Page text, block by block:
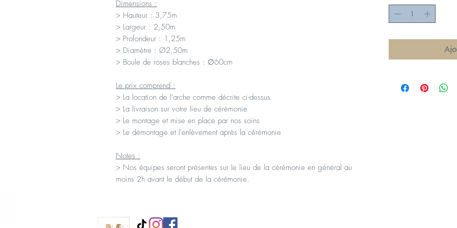
Dimensions :
> Hauteur : 3,75m
> Largeur : 2,50m
> Profondeur : 1,25m
> Diamètre : Ø2,50m
> Boule de roses blanches : ∅60cm
Le prix comprend :
> La location de l'arche comme décrite ci-dessus
> La livraison sur votre lieu de cérémonie
> Le montage et mise en place par nos soins
> Le démontage et l'enlèvement après la cérémonie
Notes :
> Nos équipes seront présentes sur le lieu de la cérémonie en général au
moins 2h avant le début de la cérémonie.